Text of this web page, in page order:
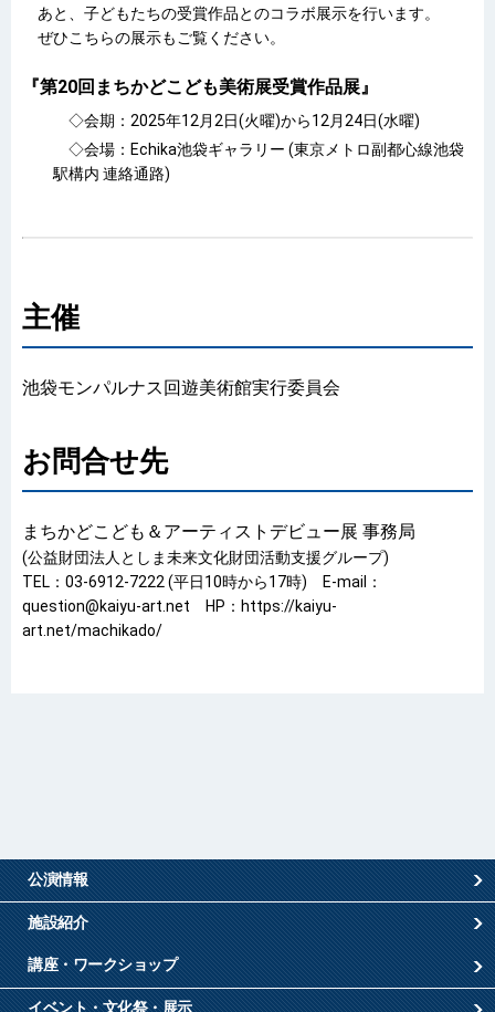
あと、子どもたちの受賞作品とのコラボ展示を行います。
ぜひこちらの展示もご覧ください。
『第20回まちかどこども美術展受賞作品展』
◇会期：2025年12月2日(火曜)から12月24日(水曜)
◇会場：Echika池袋ギャラリー (東京メトロ副都心線池袋
駅構内 連絡通路)
主催
池袋モンパルナス回遊美術館実行委員会
お問合せ先
まちかどこども＆アーティストデビュー展 事務局
(公益財団法人としま未来文化財団活動支援グループ)
TEL：03-6912-7222 (平日10時から17時) E-mail：
question@kaiyu-art.net HP：https://kaiyu-
art.net/machikado/
公演情報
施設紹介
講座・ワークショップ
イベント・文化祭・展示